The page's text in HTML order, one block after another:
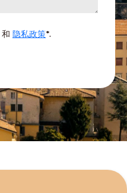
和 隐私政策*.